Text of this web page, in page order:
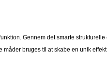
Gennem det smarte
bruges til at skabe en unik